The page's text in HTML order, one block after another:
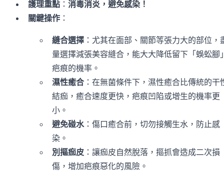
護理重點 ： 消毒消炎，避免感染！
關鍵操作 ：
縫合選擇 ：尤其在面部、關節等張力大的部位，
量選擇減張美容縫合，能大大降低留下「蜈蚣腳
疤痕的機率。
濕性癒合 ：在無菌條件下，濕性癒合比傳統的干
結痂，癒合速度更快，疤痕凹陷或增生的機率更
小。
避免碰水：傷口癒合前，切勿接觸生水，防止感
染。
別摳痂皮 ：讓痂皮自然脫落，摳抓會造成二次損
傷，增加疤痕惡化的風險。